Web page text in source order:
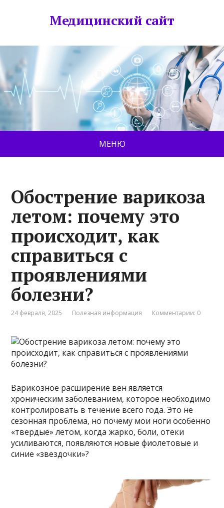
Медицинский сайт
МЕНЮ
Обострение варикоза
летом: почему это
происходит, как
справиться с
проявлениями
болезни?
24 февраля, 2025 Полезная информация Комментарии: 0
Варикозное расширение вен является
хроническим заболеванием, которое необходимо
контролировать в течение всего года. Это не
сезонная проблема, но почему мои ноги особенно
«твердые» летом, когда жарко, боли, отеки
усиливаются, появляются новые фиолетовые и
синие «звездочки»?